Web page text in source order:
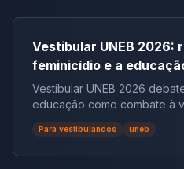
Vestibular UNEB 2026:
feminicídio e a
combate à violência
Vestibular UNEB 2026
educação como combate à
tema crucial que desafiou
para futuras pautas sociais.
Para vestibulandos uneb